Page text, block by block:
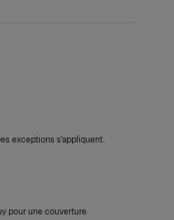
exceptions s’appliquent.
pour une couverture